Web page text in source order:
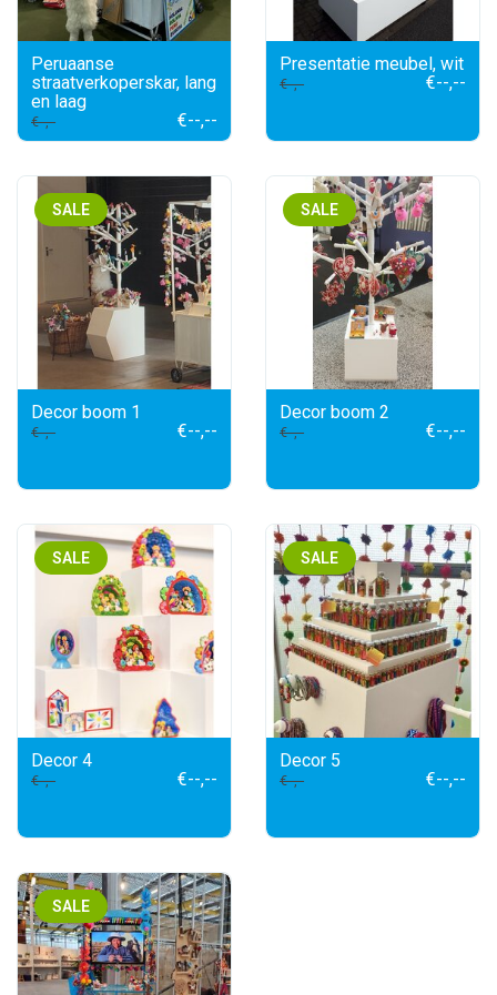
Peruaanse
straatverkoperskar, lang
en laag
€--,-- €--,--
Presentatie meubel, wit
€--,-- €--,--
SALE
Decor boom 1
€--,-- €--,--
SALE
Decor boom 2
€--,-- €--,--
SALE
Decor 4
€--,-- €--,--
SALE
Decor 5
€--,-- €--,--
SALE